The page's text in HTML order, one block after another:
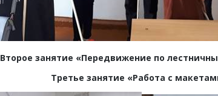
Второе занятие «Передвижение по
Третье занятие «Работа с